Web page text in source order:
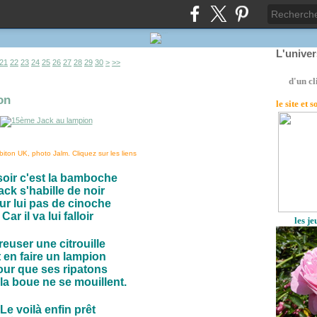
21 22 23 24 25 26 27 28 29 30 40
50
60
70
80
90
100
200
300
400
> >>
UK, photo Jalm. Cliquez sur les liens
c'est la bamboche
s'habille de noir
lui pas de cinoche
Car il va lui falloir
une citrouille
en faire un lampion
que ses ripatons
boue ne se mouillent.
Le voilà enfin prêt
d'un
le site et
les